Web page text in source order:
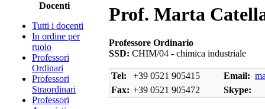
Docenti
Tutti i docenti
In ordine per
ruolo
Professori
Ordinari
Professori
Straordinari
Professori
Prof. Marta
Professore Ordinario
SSD: CHIM/04 - chimica industriale
Tel: +39 0521 905415 Email:
Fax: +39 0521 905472 Skype: